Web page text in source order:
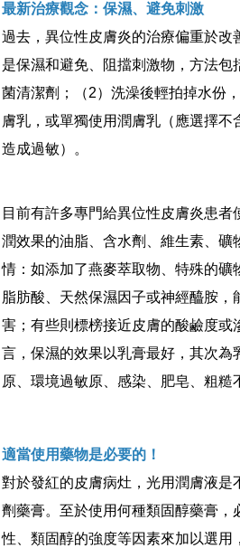
最新治療觀念：保濕、避免刺激
過去，異位性皮膚炎的治療偏重於
是保濕和避免、阻擋刺激物，方法
菌清潔劑；（2）洗澡後輕拍掉水份
膚乳，或單獨使用潤膚乳（應選擇
造成過敏）。
目前有許多專門給異位性皮膚炎患者
潤效果的油脂、含水劑、維生素、礦
情：如添加了燕麥萃取物、特殊的
脂肪酸、天然保濕因子或神經醯胺
害；有些則標榜接近皮膚的酸鹼度
言，保濕的效果以乳膏最好，其次為
原、環境過敏原、感染、肥皂、粗糙
適當使用藥物是必要的！
對於發紅的皮膚病灶，光用潤膚液是
劑藥膏。至於使用何種類固醇藥膏，
性、類固醇的強度等因素來加以選